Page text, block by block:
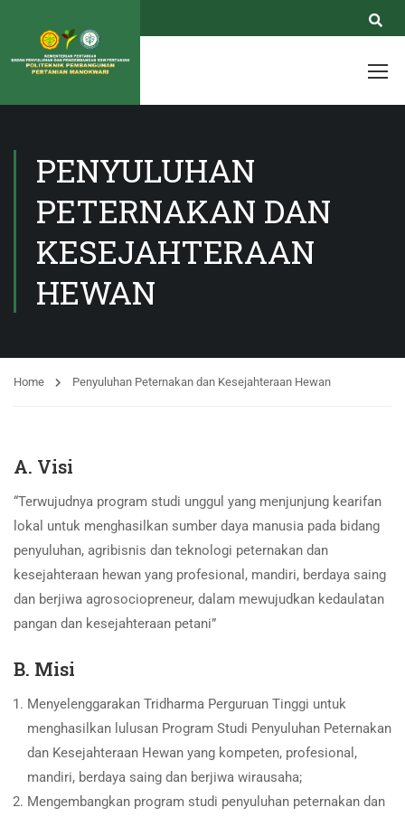
PENYULUHAN
PETERNAKAN DAN
KESEJAHTERAAN
HEWAN
Home Penyuluhan Peternakan dan Kesejahteraan Hewan
A. Visi
“Terwujudnya program studi unggul yang menjunjung kearifan
lokal untuk menghasilkan sumber daya manusia pada bidang
penyuluhan, agribisnis dan teknologi peternakan dan
kesejahteraan hewan yang profesional, mandiri, berdaya saing
dan berjiwa agrosociopreneur, dalam mewujudkan kedaulatan
pangan dan kesejahteraan petani”
B. Misi
Menyelenggarakan Tridharma Perguruan Tinggi untuk
menghasilkan lulusan Program Studi Penyuluhan Peternakan
dan Kesejahteraan Hewan yang kompeten, profesional,
mandiri, berdaya saing dan berjiwa wirausaha;
Mengembangkan program studi penyuluhan peternakan dan